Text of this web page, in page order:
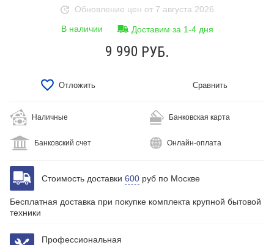
В наличии Доставим за 1-4 дня
Обновление цен от 7 августа 2026
9 990 РУБ.
Отложить Сравнить
Наличные Банковская карта
Банковский счет Онлайн-оплата
Стоимость доставки 600 руб по Москве
Бесплатная доставка при покупке комплекта крупной бытовой
техники
Профессиональная